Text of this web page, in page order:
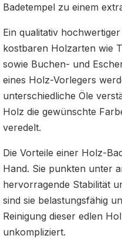
Badetempel zu einem
Ein qualitativ
kostbaren Holzarten wie
sowie Buchen- und
eines Holz-Vorlegers
unterschiedliche Öle
Holz die gewünschte
veredelt.
Die Vorteile einer Holz-
Hand. Sie punkten unter
hervorragende Stabilität
sind sie belastungsfähig
Reinigung dieser edlen
unkompliziert.